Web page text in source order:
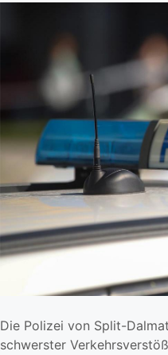
Die Polizei von Split-
schwerster